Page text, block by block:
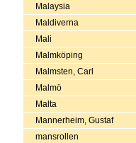
Malaysia
Maldiverna
Mali
Malmköping
Malmsten, Carl
Malmö
Malta
Mannerheim, Gustaf
mansrollen